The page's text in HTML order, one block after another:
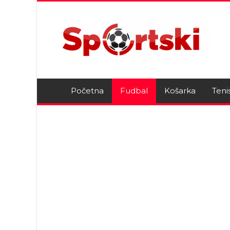
Početna Fudbal Košarka